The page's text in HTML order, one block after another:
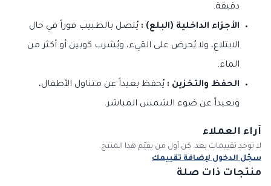
دقيقة.
الأجزاء الداخلية (البلع) : يُتصل بالطبيب فوراً في حال
الابتلاع، ولا يُحرض على القيء، ويُشرب كوبين أو أكثر من
الماء.
الحفظ والتخزين : يُحفظ بعيداً عن متناول الأطفال،
وبعيداً عن ضوء الشمس المباشر.
آراء العملاء
لا توجد تقييمات بعد. كن أول من يقيّم هذا المنتج.
سجّل الدخول لإضافة تقييمك
منتجات ذات صلة